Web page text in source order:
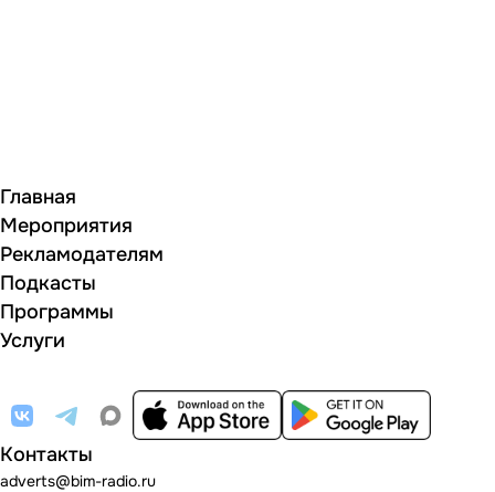
Главная
Мероприятия
Рекламодателям
Подкасты
Программы
Услуги
Контакты
adverts@bim-radio.ru